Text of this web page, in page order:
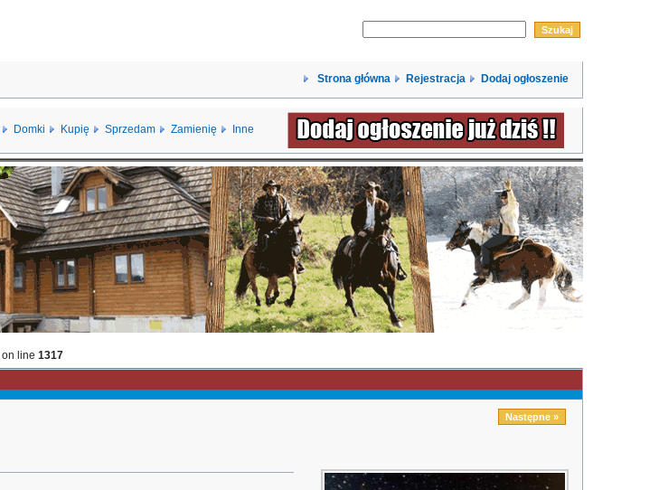
Strona główna Rejestracja Dodaj ogłoszenie
Domki Kupię Sprzedam Zamienię Inne
on line 1317
Następne »